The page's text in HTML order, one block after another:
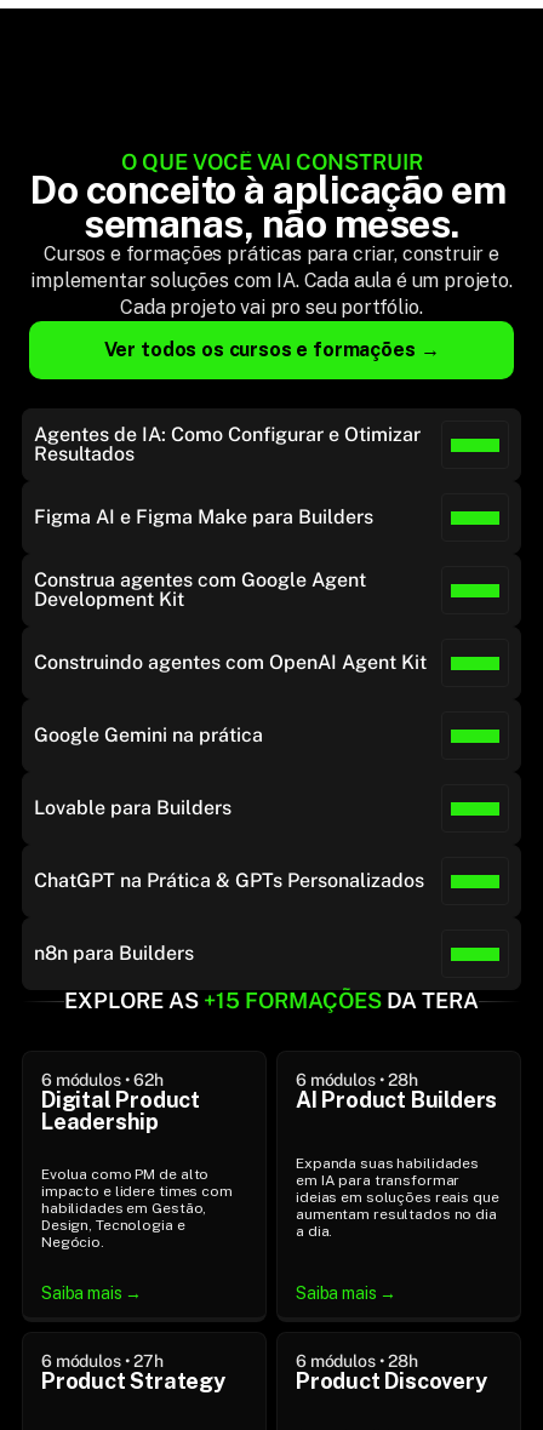
O QUE VOCÊ VAI CONSTRUIR
Do conceito à aplicação em
semanas, não meses.
Cursos e formações práticas para criar, construir e
implementar soluções com IA. Cada aula é um projeto.
Cada projeto vai pro seu portfólio.
Ver todos os cursos e formações →
Agentes de IA: Como Configurar e Otimizar
Resultados
Figma AI e Figma Make para Builders
Construa agentes com Google Agent
Development Kit
Construindo agentes com OpenAI Agent Kit
Google Gemini na prática
Lovable para Builders
ChatGPT na Prática & GPTs Personalizados
n8n para Builders
EXPLORE AS +15 FORMAÇÕES DA TERA
Digital Product
Leadership
Evolua como PM de alto
impacto e lidere times com
habilidades em Gestão,
Design, Tecnologia e
Negócio.
6 módulos • 62h
Saiba mais →
AI Product Builders
Expanda suas habilidades
em IA para transformar
ideias em soluções reais que
aumentam resultados no dia
a dia.
6 módulos • 28h
Saiba mais →
Product Strategy
6 módulos • 27h
Product Discovery
6 módulos • 28h